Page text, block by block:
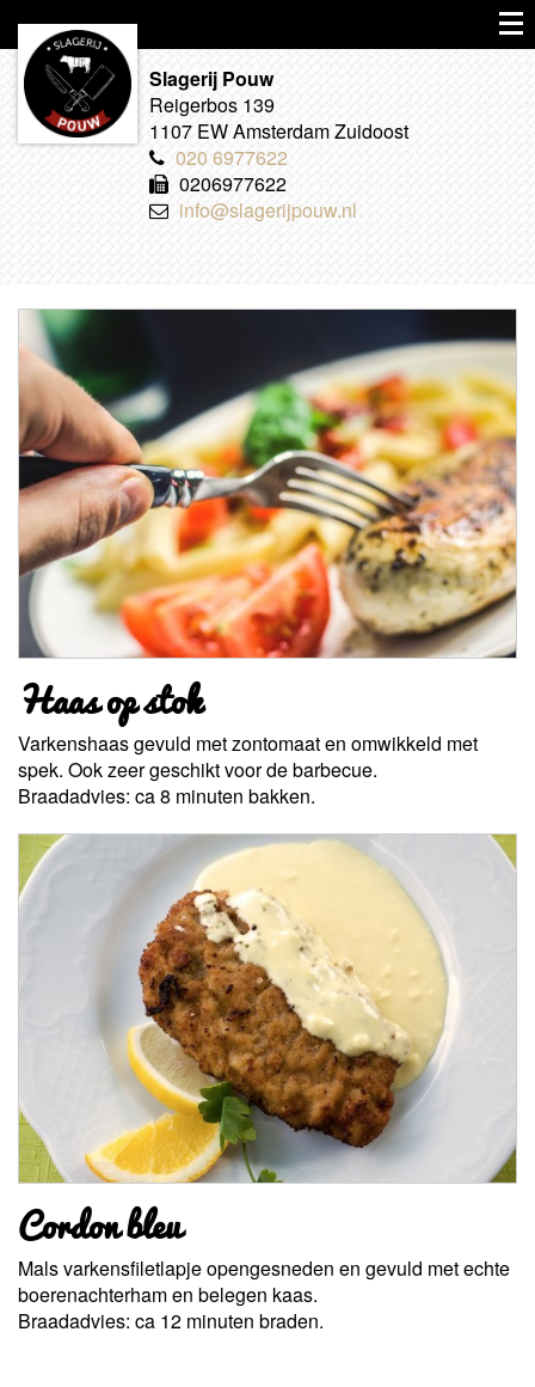
Slagerij Pouw
Reigerbos 139
1107 EW Amsterdam Zuidoost
020 6977622
0206977622
info@slagerijpouw.nl
Haas op stok
Varkenshaas gevuld met zontomaat en omwikkeld met
spek. Ook zeer geschikt voor de barbecue.
Braadadvies: ca 8 minuten bakken.
Cordon bleu
Mals varkensfiletlapje opengesneden en gevuld met echte
boerenachterham en belegen kaas.
Braadadvies: ca 12 minuten braden.